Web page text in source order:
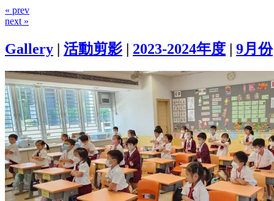
« prev
next »
Gallery | 活動剪影 | 2023-2024年度 | 9月份